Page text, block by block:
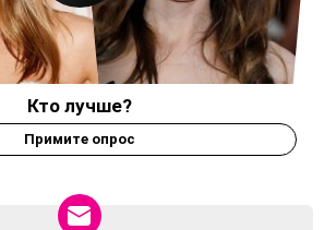
Кто лучше?
Примите опрос